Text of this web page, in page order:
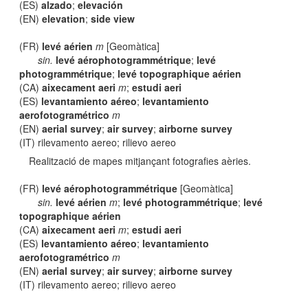
(ES)alzado;elevación
(EN)elevation;side view
(FR) levé aérien m [Geomàtica]
sin. levé aérophotogrammétrique; levé
photogrammétrique; levé topographique aérien
(CA)aixecament aeri m;estudi aeri
(ES) levantamiento aéreo; levantamiento
aerofotogramétrico m
(EN)aerial survey;air survey;airborne survey
(IT) rilevamento aereo; rilievo aereo
Realització de mapes mitjançant fotografies aèries.
(FR) levé aérophotogrammétrique [Geomàtica]
sin. levé aérien m; levé photogrammétrique; levé
topographique aérien
(CA)aixecament aeri m;estudi aeri
(ES) levantamiento aéreo; levantamiento
aerofotogramétrico m
(EN)aerial survey;air survey;airborne survey
(IT) rilevamento aereo; rilievo aereo